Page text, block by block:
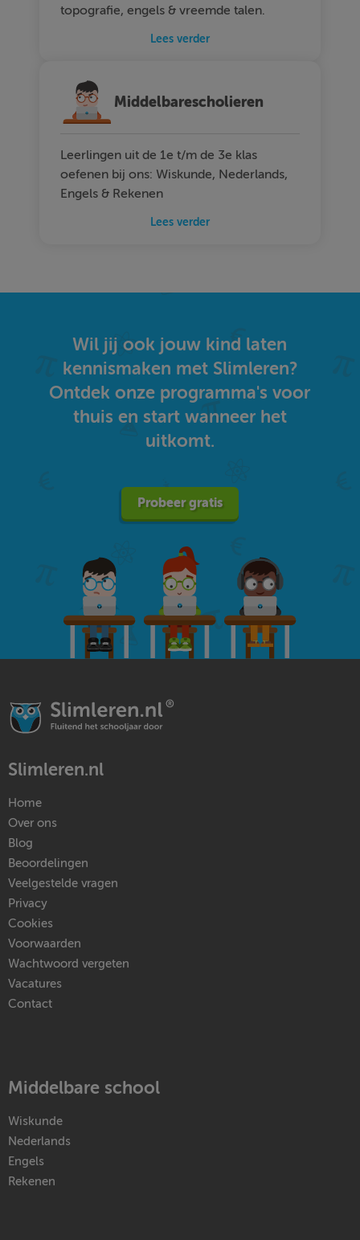
topografie, engels & vreemde talen.
Lees verder
Middelbarescholieren
Leerlingen uit de 1e t/m de 3e klas
oefenen bij ons: Wiskunde, Nederlands,
Engels & Rekenen
Lees verder
Wil jij ook jouw kind laten
kennismaken met Slimleren?
Ontdek onze programma's voor
thuis en start wanneer het
uitkomt.
Probeer gratis
Slimleren.nl
Home
Over ons
Blog
Beoordelingen
Veelgestelde vragen
Privacy
Cookies
Voorwaarden
Wachtwoord vergeten
Vacatures
Contact
Middelbare school
Wiskunde
Nederlands
Engels
Rekenen